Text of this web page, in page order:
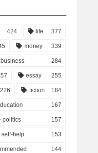
424 life 377
money 339
business 284
essay 255
226 fiction 184
167
politics 157
self-help 153
144